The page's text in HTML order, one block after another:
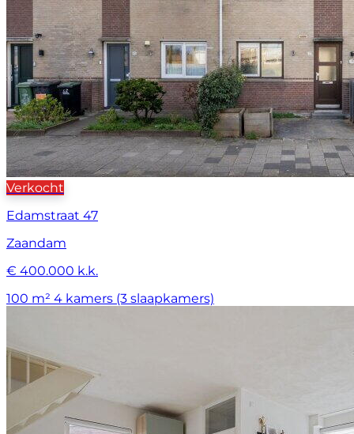
Verkocht
Edamstraat 47
Zaandam
€ 400.000 k.k.
100 m² 4 kamers (3 slaapkamers)